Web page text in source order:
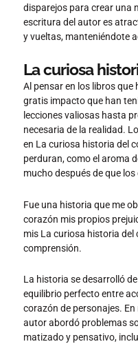
disparejos para crear una
escritura del autor es
y vueltas, manteniéndote
La curiosa
Al pensar en los libros que
gratis impacto que han
lecciones valiosas hasta
necesaria de la realidad.
en La curiosa historia del
perduran, como el aroma
mucho después de que
Fue una historia que me
corazón mis propios
mis La curiosa historia del
comprensión.
La historia se desarrolló
equilibrio perfecto entre
corazón de personajes.
autor abordó problemas
matizado y pensativo,